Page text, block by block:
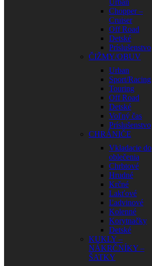
Urban
Chopper –
Cruiser
Off Road
Detské
Príslušenstvo
ČIŽMY/OBUV
Urban
Sport/Racing
Touring
Off Road
Detské
Voľný čas
Príslušenstvo
CHRÁNIČE
Vkladacie do
oblečenia
Chrbtové
Hrudné
Krčné
Lakťové
Ľadvinové
Kolenné
Korytnačky
Detské
KUKLY –
NÁKRČNÍKY –
ŠATKY